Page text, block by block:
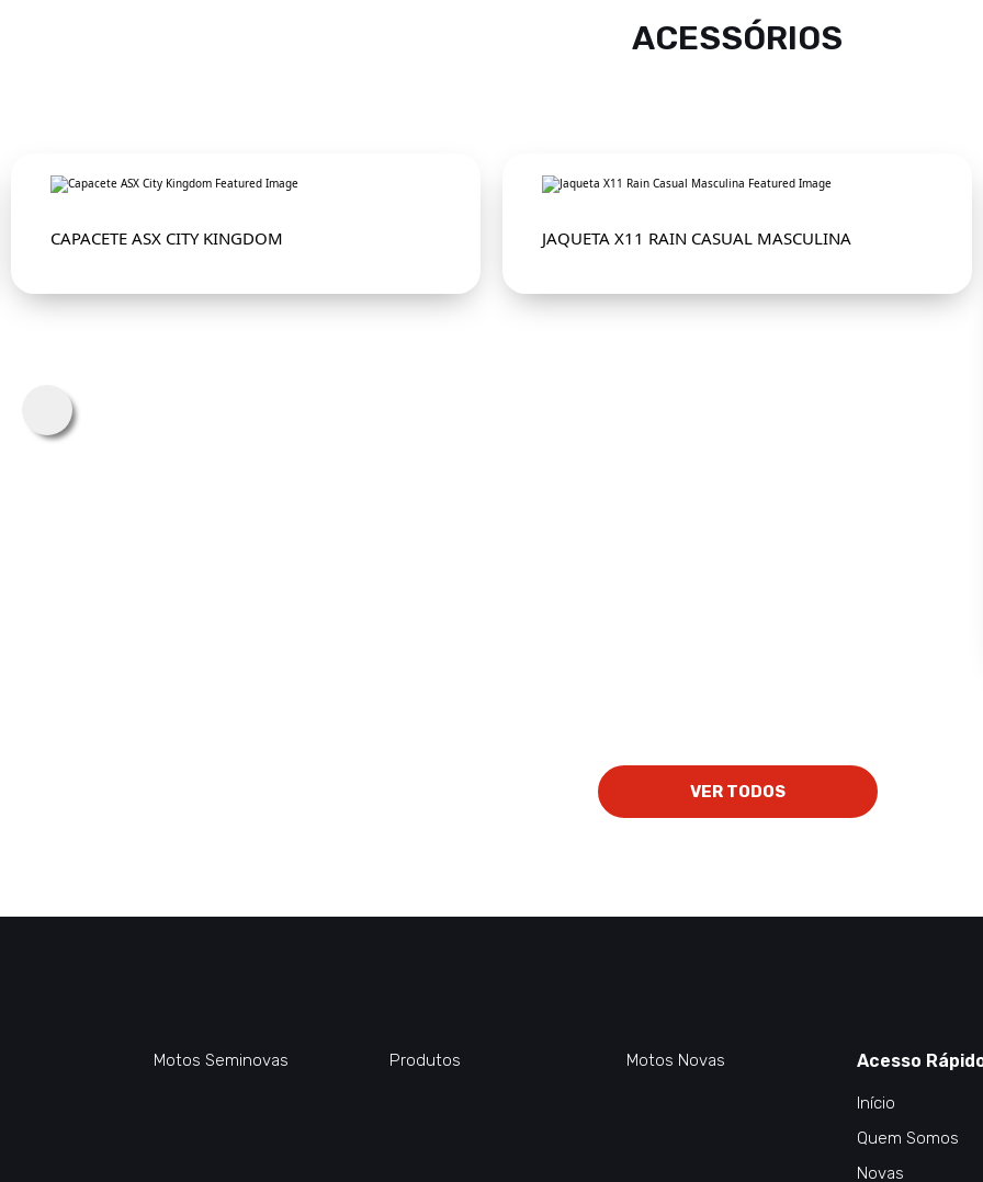
ACESSÓRIOS
CAPACETE ASX CITY KINGDOM JAQUETA X11 RAIN CASUAL MASCULINA
VER TODOS
Motos Seminovas Produtos Motos Novas Acesso
Início
Quem Somos
Novas